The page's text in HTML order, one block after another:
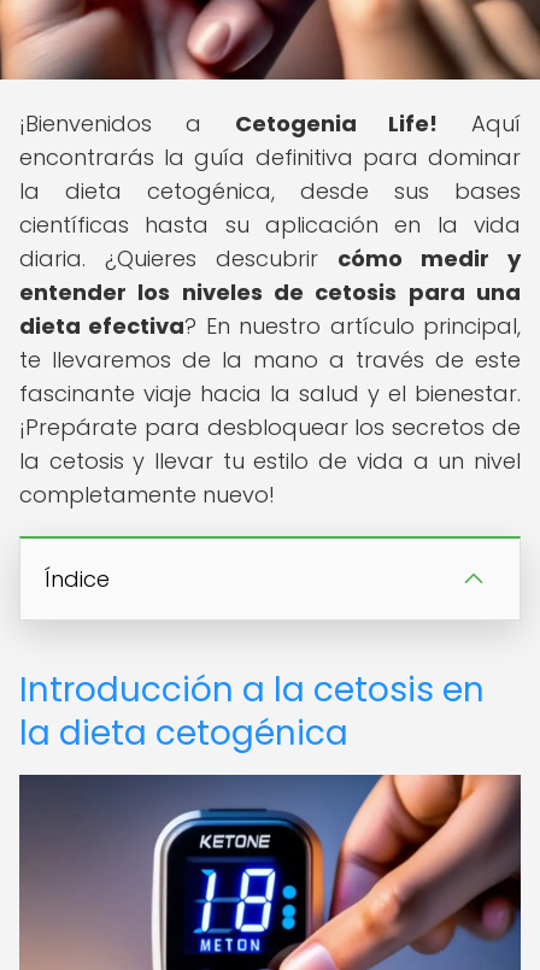
¡Bienvenidos a Cetogenia Life! Aquí
encontrarás la guía definitiva para dominar
la dieta cetogénica, desde sus bases
científicas hasta su aplicación en la vida
diaria. ¿Quieres descubrir cómo medir y
entender los niveles de cetosis para una
dieta efectiva? En nuestro artículo principal,
te llevaremos de la mano a través de este
fascinante viaje hacia la salud y el bienestar.
¡Prepárate para desbloquear los secretos de
la cetosis y llevar tu estilo de vida a un nivel
completamente nuevo!
Índice
Introducción a la cetosis en
la dieta cetogénica